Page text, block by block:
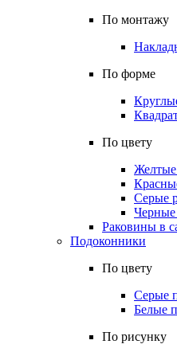
По монтажу
По форме
По цвету
Серые
Раковины в
Подоконники
По цвету
Серые
Белые
По рисунку